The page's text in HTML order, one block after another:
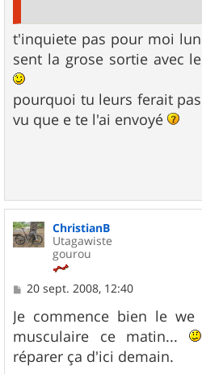
t'inquiete pas pour moi
sent la grose sortie avec
pourquoi tu leurs ferait
vu que e te l'ai envoyé
ChristianB
Utagawiste
gourou
M
s
s
a
g
e
20 sept. 2008, 12:40
Je commence bien le
musculaire ce matin...
réparer ça d'ici demain.